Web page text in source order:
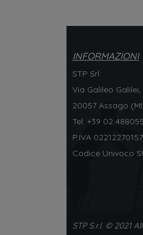
INFORMAZIONI
STP Srl
Via Galileo Galilei,
20057 Assago
Tel. +39 02
P.IVA 02212270157
Codice Univoco
STP S.r.l. © 2021